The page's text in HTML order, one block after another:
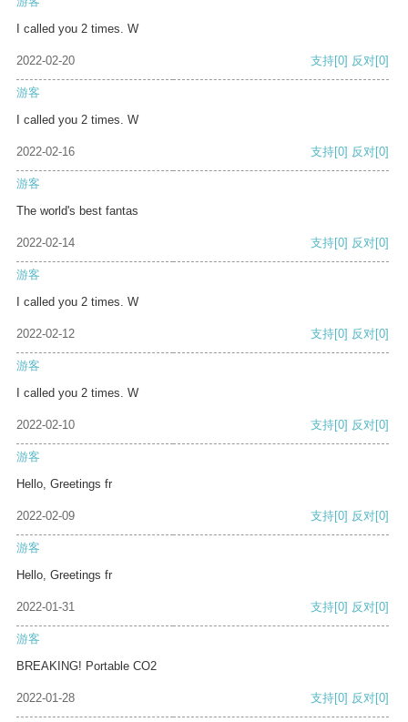
I called you 2 times. W
2022-02-20 支持[0] 反对[0]
游客
I called you 2 times. W
2022-02-16 支持[0] 反对[0]
游客
The world's best fantas
2022-02-14 支持[0] 反对[0]
游客
I called you 2 times. W
2022-02-12 支持[0] 反对[0]
游客
I called you 2 times. W
2022-02-10 支持[0] 反对[0]
游客
Hello, Greetings fr
2022-02-09 支持[0] 反对[0]
游客
Hello, Greetings fr
2022-01-31 支持[0] 反对[0]
游客
BREAKING! Portable CO2
2022-01-28 支持[0] 反对[0]